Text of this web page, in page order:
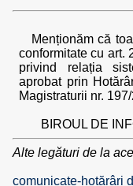
Menționăm că
conformitate cu art.
privind relația
aprobat prin
Magistraturii nr.
BIROUL DE
Alte legături de la
comunicate-hotărâri